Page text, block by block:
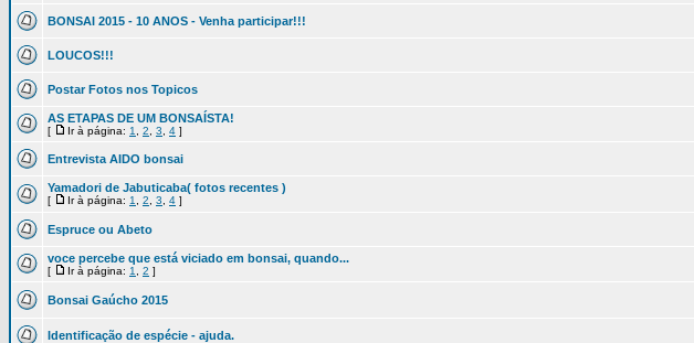
BONSAI 2015 - 10 ANOS - Venha participar!!!
LOUCOS!!!
Postar Fotos nos Topicos
AS ETAPAS DE UM BONSAÍSTA!
[ Ir à página: 1 2 3 4 ]
Entrevista AIDO bonsai
Yamadori de Jabuticaba( fotos recentes )
[ Ir à página: 1 2 3 4 ]
Espruce ou Abeto
voce percebe que está viciado em bonsai, quando...
[ Ir à página: 1 2 ]
Bonsai Gaúcho 2015
Identificação de espécie - ajuda.